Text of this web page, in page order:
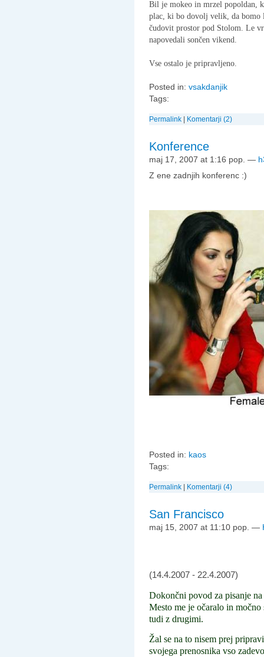
Bil je mokeo in mrzel popoldan,
plac, ki bo dovolj velik, da bomo
čudovit prostor pod Stolom. Le
napovedali sončen vikend.
Vse ostalo je pripravljeno.
Posted in: vsakdanjik
Tags:
Permalink | Komentarji (2)
Konference
maj 17, 2007 at 1:16 pop. —
Z ene zadnjih konferenc :)
Posted in: kaos
Tags:
Permalink | Komentarji (4)
San Francisco
maj 15, 2007 at 11:10 pop. —
(14.4.2007 - 22.4.2007)
Dokončni povod za pisanje
Mesto me je očaralo in
tudi z drugimi.
Žal se na to nisem prej
svojega prenosnika vso